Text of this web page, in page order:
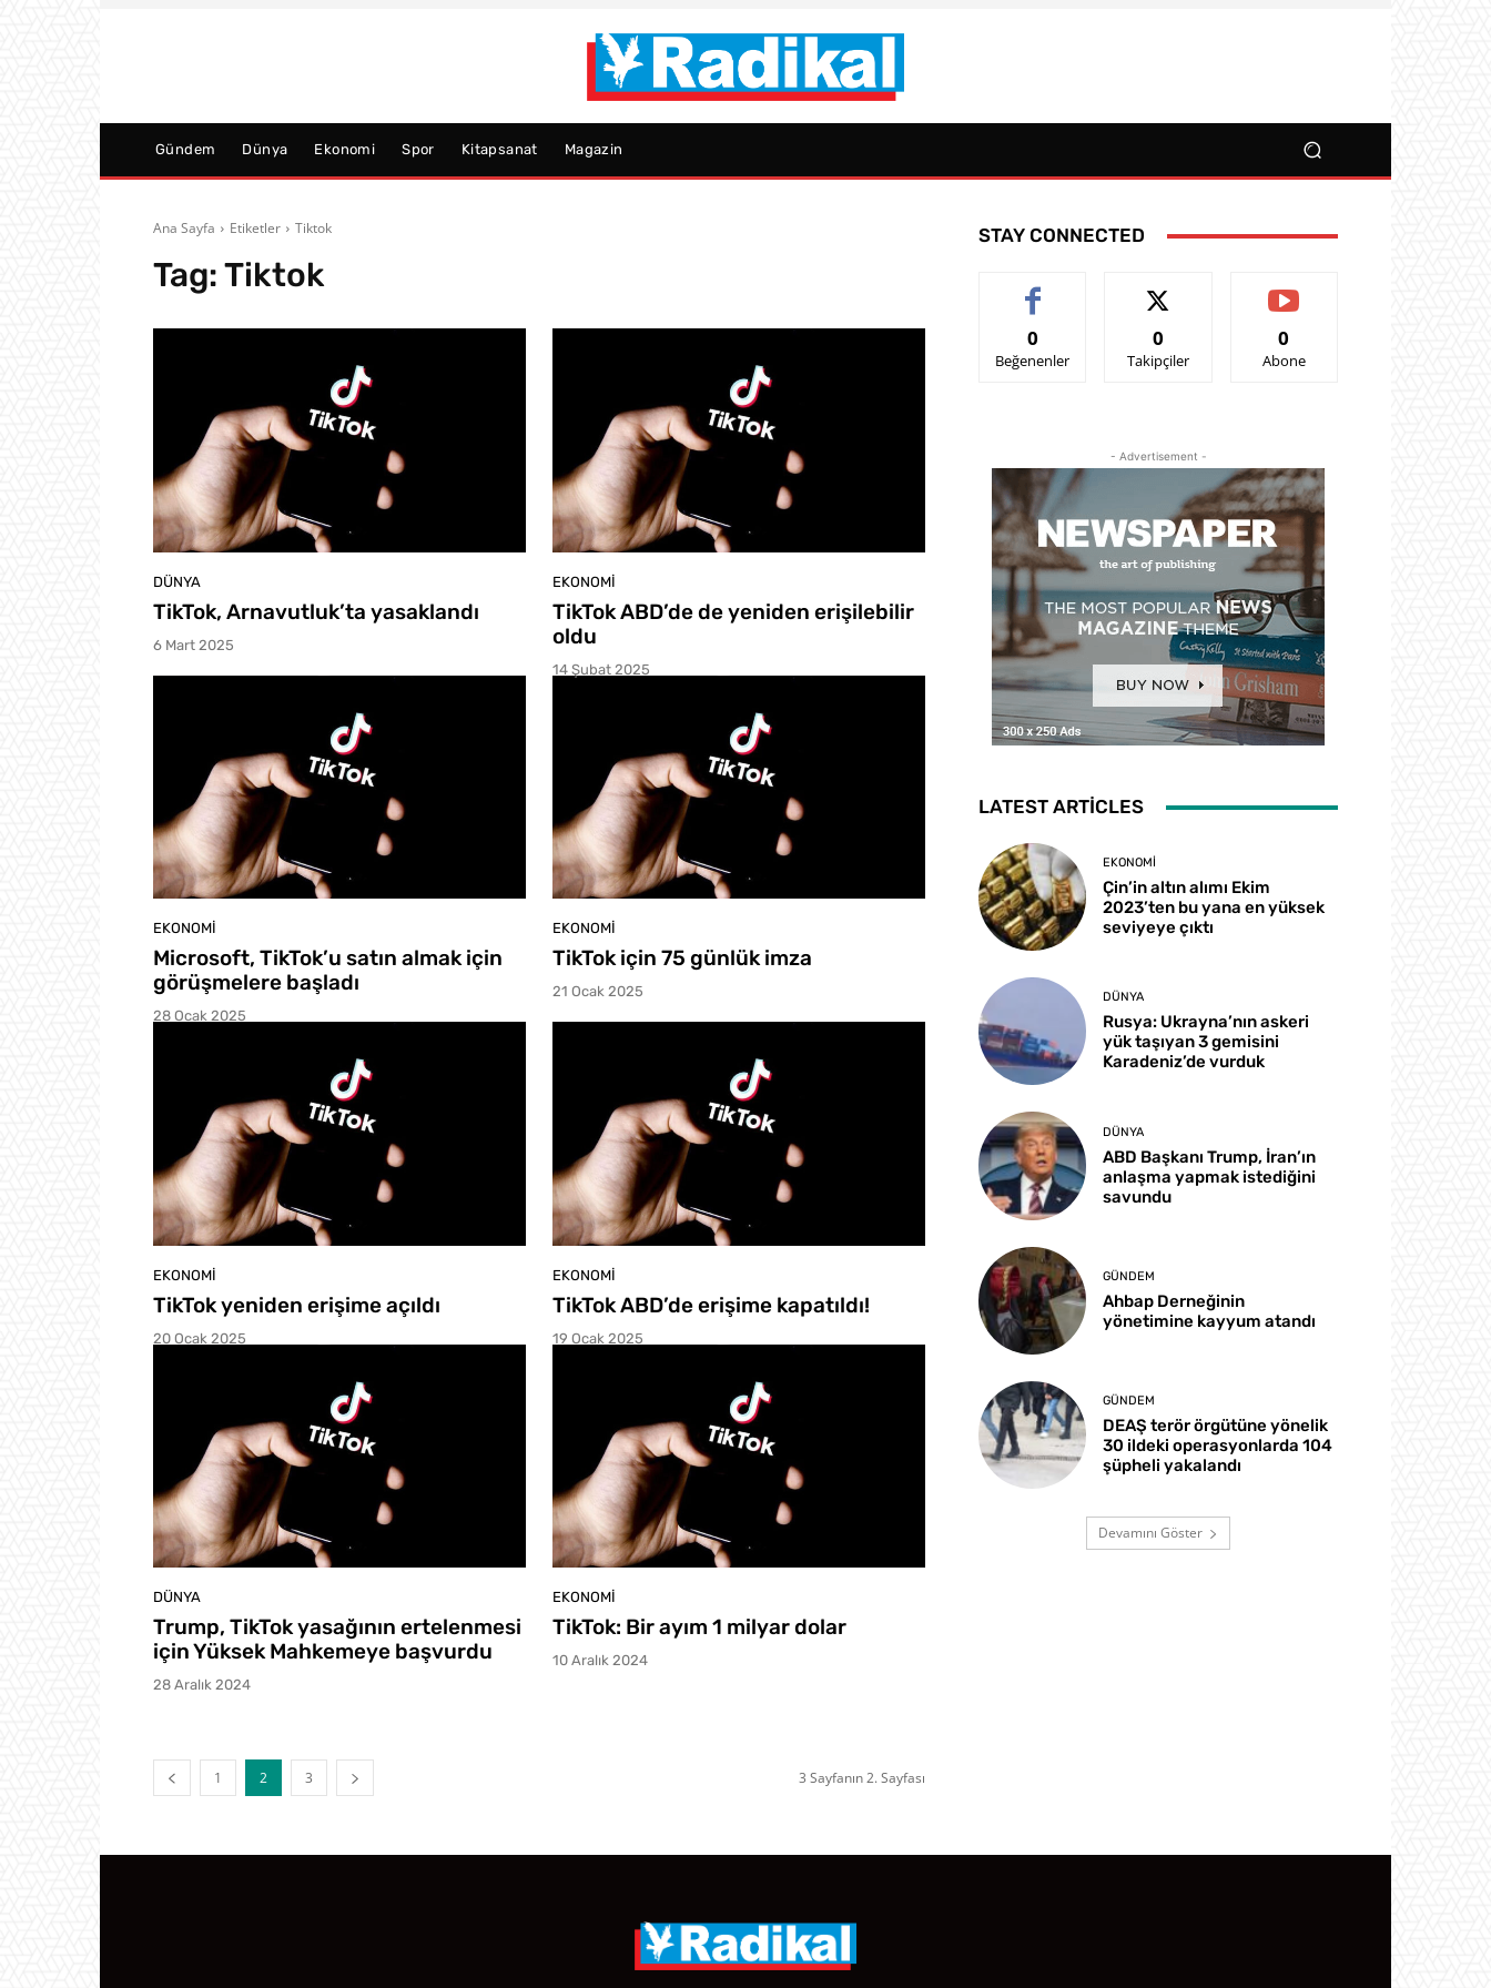
Gündem Dünya Ekonomi Spor Kitapsanat Magazin
Ana Sayfa Etiketler Tiktok
Tag:Tiktok
DÜNYA
TikTok, Arnavutluk’ta yasaklandı
6 Mart 2025
EKONOMI
TikTok ABD’de de yeniden erişilebilir
oldu
14 Şubat 2025
EKONOMI
Microsoft, TikTok’u satın almak için
görüşmelere başladı
28 Ocak 2025
EKONOMI
TikTok için 75 günlük imza
21 Ocak 2025
EKONOMI
TikTok yeniden erişime açıldı
20 Ocak 2025
EKONOMI
TikTok ABD’de erişime kapatıldı!
19 Ocak 2025
DÜNYA
Trump, TikTok yasağının ertelenmesi
için Yüksek Mahkemeye başvurdu
28 Aralık 2024
EKONOMI
TikTok: Bir ayım 1 milyar dolar
10 Aralık 2024
1 2 3 3 Sayfanın 2. Sayfası
STAY CONNECTED
0
Beğenenler
0
Takipçiler
0
Abone
- Advertisement -
LATEST ARTICLES
EKONOMI
Çin’in altın alımı Ekim
2023’ten bu yana en yüksek
seviyeye çıktı
DÜNYA
Rusya: Ukrayna’nın askeri
yük taşıyan 3 gemisini
Karadeniz’de vurduk
DÜNYA
ABD Başkanı Trump, İran’ın
anlaşma yapmak istediğini
savundu
GÜNDEM
Ahbap Derneğinin
yönetimine kayyum atandı
GÜNDEM
DEAŞ terör örgütüne yönelik
30 ildeki operasyonlarda 104
şüpheli yakalandı
Devamını Göster